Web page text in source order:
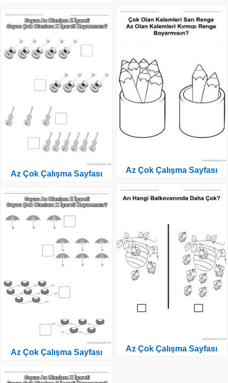
Az Çok Çalışma Sayfası
Az Çok Çalışma Sayfası
Az Çok Çalışma Sayfası
Az Çok Çalışma Sayfası